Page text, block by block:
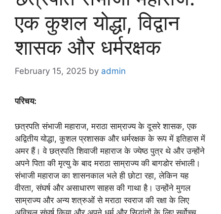
एक कुशल योद्धा, विद्वान
शासक और धर्मरक्षक
February 15, 2025 by admin
परिचय:
छत्रपति संभाजी महाराज, मराठा साम्राज्य के दूसरे शासक, एक
अद्वितीय योद्धा, कुशल प्रशासक और धर्मरक्षक के रूप में इतिहास में
अमर हैं। वे छत्रपति शिवाजी महाराज के ज्येष्ठ पुत्र थे और उन्होंने
अपने पिता की मृत्यु के बाद मराठा साम्राज्य की बागडोर संभाली।
संभाजी महाराज का शासनकाल भले ही छोटा रहा, लेकिन यह
वीरता, संघर्ष और असाधारण साहस की गाथा है। उन्होंने मुगल
साम्राज्य और अन्य शत्रुओं से मराठा स्वराज की रक्षा के लिए